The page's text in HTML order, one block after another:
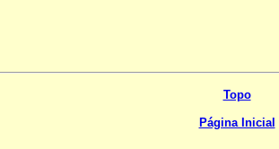
Topo
Página Inicial